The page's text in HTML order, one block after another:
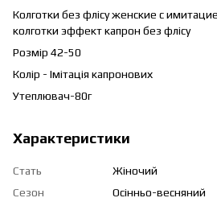
Колготки без флісу женские с
колготки эффект капрон без флісу
Розмір 42-50
Колір - Імітація капронових
Утеплювач-80г
Характеристики
Стать
Жіночий
Сезон
Осінньо-весняний